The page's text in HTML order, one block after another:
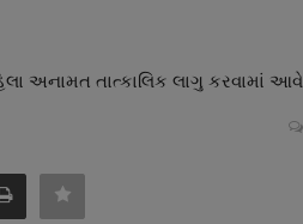
અનામત તાત્કાલિક લાગુ કરવામાં આવે